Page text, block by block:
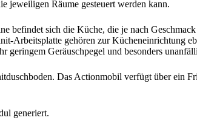
jeweiligen Räume gesteuert werden kann.
befindet sich die Küche, die je nach
Arbeitsplatte gehören zur Kücheneinrichtung
Geräuschpegel und besonders
Das Actionmobil verfügt über ein
generiert.